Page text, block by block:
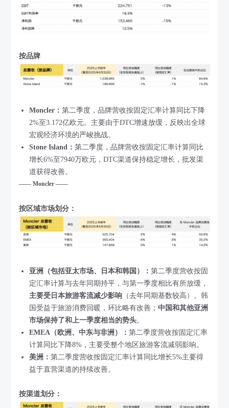
按品牌
Moncler：第二季度，品牌营收按固定汇率计算同比下降
2%至3.172亿欧元。主要由于DTC增速放缓，反映出全球
宏观经济环境的严峻挑战。
Stone Island：第二季度，品牌营收按固定汇率计算同比
增长6%至7940万欧元，DTC渠道保持稳定增长，批发渠
道获得改善。
—— Moncler ——
按区域市场划分：
亚洲（包括亚太市场、日本和韩国）：第二季度营收按固
定汇率计算与去年同期持平，与第一季度相比有所放缓，
主要受日本旅游客流减少影响 （去年同期基数较高）。韩
国受益于旅游消费回暖，环比略有改善；中国和其他亚洲
市场保持了和上一季度相当的势头。
EMEA（欧洲、中东与非洲）：第二季度营收按固定汇率
计算同比下降8%，主要受整个地区旅游客流减弱影响。
美洲：第二季度营收按固定汇率计算同比增长5%主要得
益于直营渠道的持续改善。
按渠道划分：